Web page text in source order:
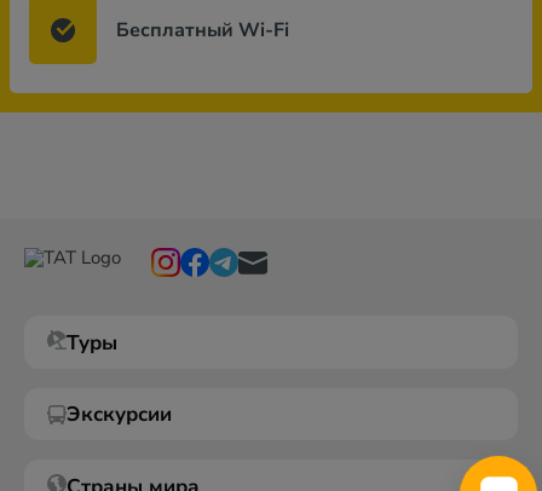
Бесплатный Wi-Fi
Туры
Экскурсии